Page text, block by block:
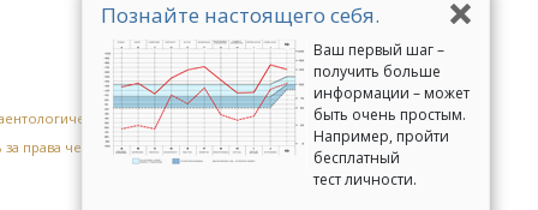
Познайте настоящего себя.
Ваш первый шаг –
получить больше
информации – может
быть очень простым.
Например, пройти
бесплатный
тест личности.
добровольные священники
права человека
Молодёжь за права человека